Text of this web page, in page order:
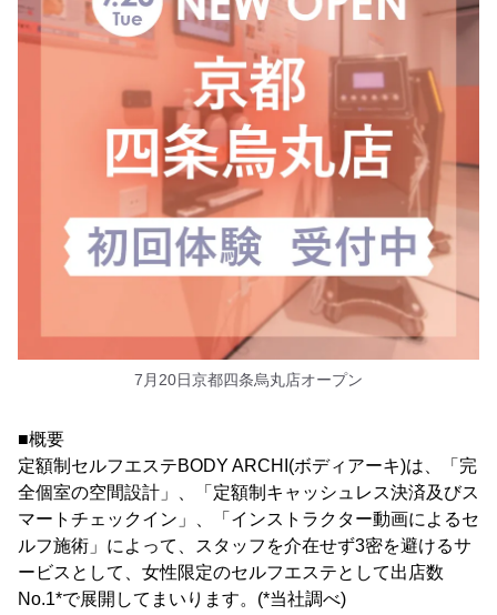
7月20日京都四条烏丸店オープン
■概要
定額制セルフエステBODY ARCHI(ボディアーキ)は、「完
全個室の空間設計」、「定額制キャッシュレス決済及びス
マートチェックイン」、「インストラクター動画によるセ
ルフ施術」によって、スタッフを介在せず3密を避けるサ
ービスとして、女性限定のセルフエステとして出店数
No.1*で展開してまいります。(*当社調べ)